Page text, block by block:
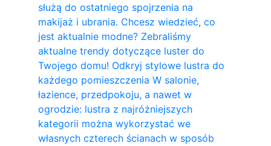
służą do ostatniego spojrzenia na
makijaż i ubrania. Chcesz wiedzieć, co
jest aktualnie modne? Zebraliśmy
aktualne trendy dotyczące luster do
Twojego domu! Odkryj stylowe lustra do
każdego pomieszczenia W salonie,
łazience, przedpokoju, a nawet w
ogrodzie: lustra z najróżniejszych
kategorii można wykorzystać we
własnych czterech ścianach w sposób